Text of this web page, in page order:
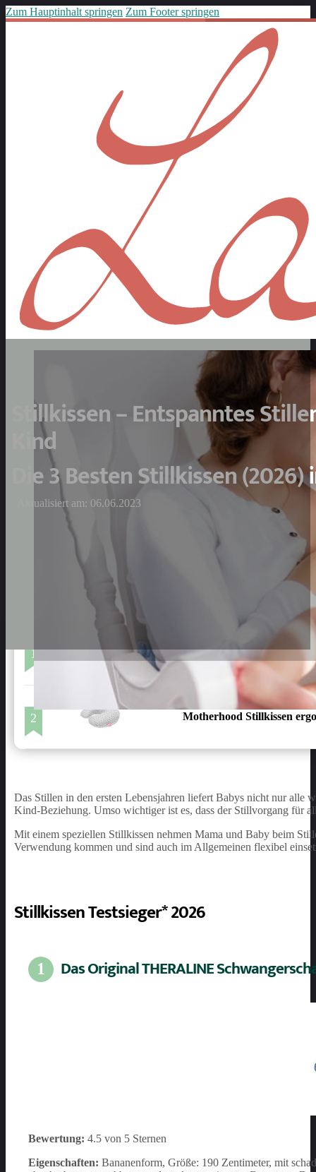
Zum Hauptinhalt springen Zum Footer springen
Stillkissen – Entspanntes
Kind
Die 3 Besten Stillkissen (2026)
Aktualisiert am: 06.06.2023
1 Das Original THERALINE
2 Motherhood Stillkissen
Das Stillen in den ersten Lebensjahren liefert Babys nicht nur alle
Kind-Beziehung. Umso wichtiger ist es, dass der Stillvorgang für
Mit einem speziellen Stillkissen nehmen Mama und Baby beim
Verwendung kommen und sind auch im Allgemeinen flexibel
Stillkissen Testsieger* 2026
1 Das Original THERALINE
Bewertung: 4.5 von 5 Sternen
Eigenschaften: Bananenform, Größe: 190 Zentimeter, mit